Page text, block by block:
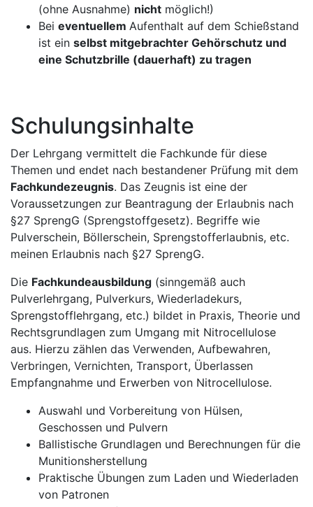
(ohne Ausnahme) nicht möglich!)
Bei eventuellem Aufenthalt auf dem Schießstand
ist ein selbst mitgebrachter Gehörschutz und
eine Schutzbrille (dauerhaft) zu tragen
Schulungsinhalte
Der Lehrgang vermittelt die Fachkunde für diese
Themen und endet nach bestandener Prüfung mit dem
Fachkundezeugnis. Das Zeugnis ist eine der
Voraussetzungen zur Beantragung der Erlaubnis nach
§27 SprengG (Sprengstoffgesetz). Begriffe wie
Pulverschein, Böllerschein, Sprengstofferlaubnis, etc.
meinen Erlaubnis nach §27 SprengG.
Die Fachkundeausbildung (sinngemäß auch
Pulverlehrgang, Pulverkurs, Wiederladekurs,
Sprengstofflehrgang, etc.) bildet in Praxis, Theorie und
Rechtsgrundlagen zum Umgang mit Nitrocellulose
aus. Hierzu zählen das Verwenden, Aufbewahren,
Verbringen, Vernichten, Transport, Überlassen
Empfangnahme und Erwerben von Nitrocellulose.
Auswahl und Vorbereitung von Hülsen,
Geschossen und Pulvern
Ballistische Grundlagen und Berechnungen für die
Munitionsherstellung
Praktische Übungen zum Laden und Wiederladen
von Patronen